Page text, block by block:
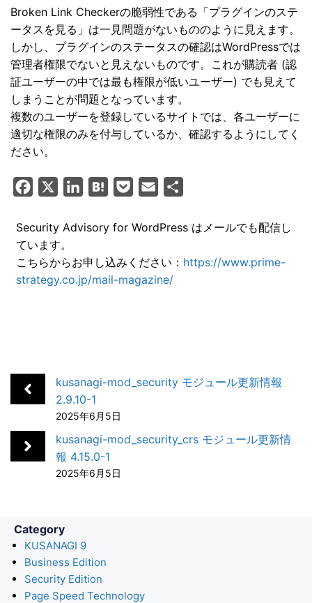
Broken Link Checkerの脆弱性である「プラグインのステ
ータスを見る」は一見問題がないもののように見えます。
しかし、プラグインのステータスの確認はWordPressでは
管理者権限でないと見えないものです。これが購読者 (認
証ユーザーの中では最も権限が低いユーザー) でも見えて
しまうことが問題となっています。
複数のユーザーを登録しているサイトでは、各ユーザーに
適切な権限のみを付与しているか、確認するようにしてく
ださい。
c
e
b
o
n
e
d
t
n
a
c
e
t
a
l
Security Advisory for WordPress はメールでも配信し
ています。
こちらからお申し込みください： https://www.prime-
strategy.co.jp/mail-magazine/
kusanagi-mod_security モジュール更新情報
2.9.10-1
2025年6月5日
kusanagi-mod_security_crs モジュール更新情
報 4.15.0-1
2025年6月5日
Category
KUSANAGI 9
Business Edition
Security Edition
Page Speed Technology